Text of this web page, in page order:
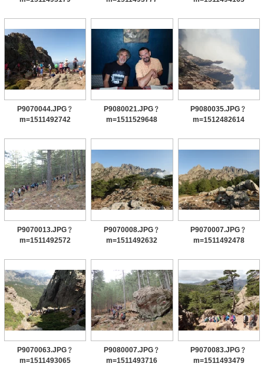
P9070044.JPG﹖
m=1511492742
P9080021.JPG﹖
m=1511529648
P9080035.JPG﹖
m=1512482614
P9070013.JPG﹖
m=1511492572
P9070008.JPG﹖
m=1511492632
P9070007.JPG﹖
m=1511492478
P9070063.JPG﹖
m=1511493065
P9080007.JPG﹖
m=1511493716
P9070083.JPG﹖
m=1511493479